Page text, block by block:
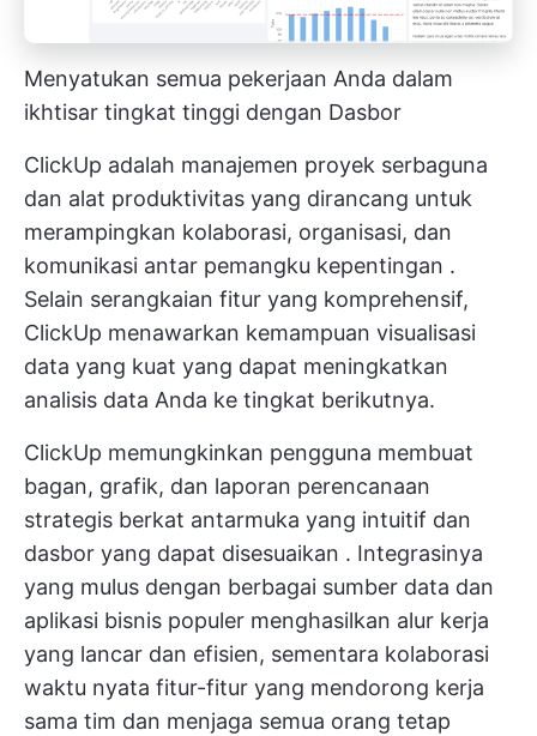
Menyatukan semua pekerjaan Anda dalam
ikhtisar tingkat tinggi dengan Dasbor
ClickUp adalah manajemen proyek serbaguna
dan alat produktivitas yang dirancang untuk
merampingkan kolaborasi, organisasi, dan
komunikasi antar pemangku kepentingan .
Selain serangkaian fitur yang komprehensif,
ClickUp menawarkan kemampuan visualisasi
data yang kuat yang dapat meningkatkan
analisis data Anda ke tingkat berikutnya.
ClickUp memungkinkan pengguna membuat
bagan, grafik, dan laporan perencanaan
strategis berkat antarmuka yang intuitif dan
dasbor yang dapat disesuaikan . Integrasinya
yang mulus dengan berbagai sumber data dan
aplikasi bisnis populer menghasilkan alur kerja
yang lancar dan efisien, sementara kolaborasi
waktu nyata fitur-fitur yang mendorong kerja
sama tim dan menjaga semua orang tetap